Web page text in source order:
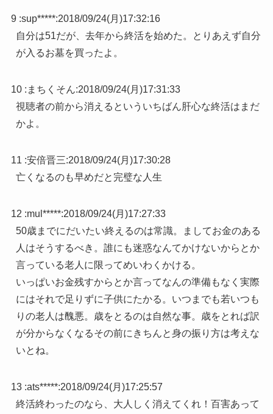
9 :sup*****:2018/09/24(月)17:32:16
自分は51だが、去年から終活を始めた。とりあえず自分
が入るお墓を買ったよ。
10 : まちくそん:2018/09/24(月)17:31:33
視聴者の前から消えるといういちばん肝心な終活はまだ
かよ。
11 :安倍晋三:2018/09/24(月)17:30:28
亡くなるのも早めだと完璧な人生
12 :mul*****:2018/09/24(月)17:27:33
50歳までにだいたい終えるのは常識。ましてお金のある
人はそうするべき。誰にも迷惑なんてかけないからとか
言っている老人に限ってめいわくかける。
いっぱいお金残すからとか言ってなんの準備もなく実際
にはそれで足りずに子供にたかる。いつまでも若いつも
りの老人は醜悪。歳をとるのは自然な事。歳をとれば訳
が分からなくなるその前にきちんと身の振り方は考えな
いとね。
13 :ats*****:2018/09/24(月)17:25:57
終活終わったのなら、大人しく消えてくれ！百害あって